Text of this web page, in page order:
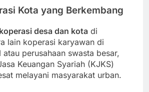
Kota yang Berkembang
koperasi desa dan kota di
lain koperasi karyawan di
perusahaan swasta besar,
Keuangan Syariah (KJKS)
melayani masyarakat urban.